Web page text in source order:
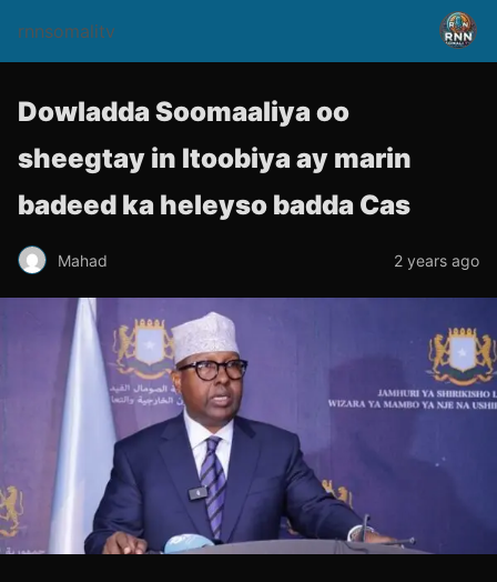
rnnsomalitv
Dowladda Soomaaliya oo
sheegtay in Itoobiya ay marin
badeed ka heleyso badda Cas
Mahad 2 years ago